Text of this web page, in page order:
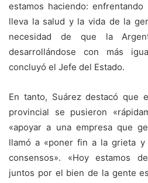
estamos haciendo:
lleva la salud y la vida de la
necesidad de que la
desarrollándose con más
concluyó el Jefe del Estado.
En tanto, Suárez destacó que
provincial se pusieron
«apoyar a una empresa que
llamó a «poner fin a la grieta
consensos». «Hoy estamos
juntos por el bien de la gente